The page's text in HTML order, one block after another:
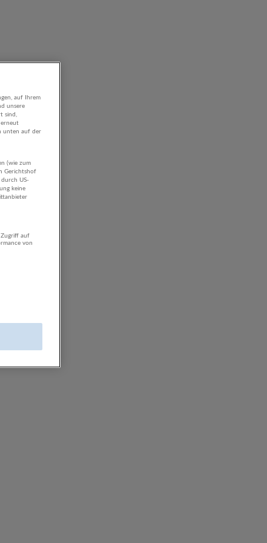
auf Ihrem
unsere
sind,
erneut
unten auf der
(wie zum
Gerichtshof
durch US-
keine
Zugriff auf
von